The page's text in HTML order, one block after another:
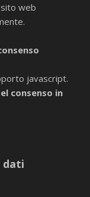
web
javascript.
consenso in
dati